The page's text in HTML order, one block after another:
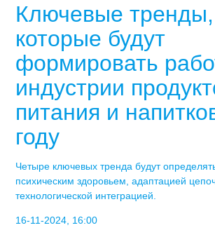
Ключевые тренды,
которые будут
формировать
индустрии
питания и
году
Четыре ключевых тренда будут
психическим здоровьем, адаптацией
технологической интеграцией.
16-11-2024, 16:00